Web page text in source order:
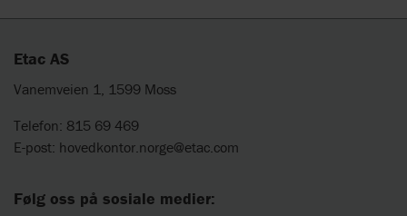
Etac AS
Vanemveien 1, 1599 Moss
Telefon: 815 69 469
E-post: hovedkontor.norge@etac.com
Følg oss på sosiale medier: